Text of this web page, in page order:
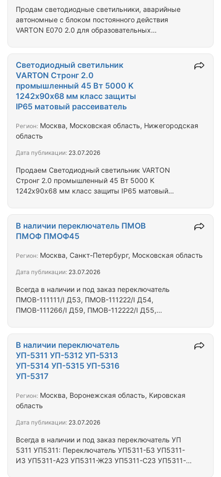
Продам светодиодные светильники, аварийные
автономные с блоком постоянного действия
VARTON E070 2.0 для образовательных
00070-01OPA-4003040 Наличие 102 шт. Гарантия 3
года.
Продаем Светодиодный светильник VARTON
Стронг 2.0 промышленный 45 Вт 5000 K
1242х90х68 мм класс защиты IP65 матовый
Светодиодный светильник
VARTON Стронг 2.0
промышленный 45 Вт 5000 K
1242х90х68 мм класс защиты
IP65 матовый рассеиватель
Регион: Москва, Московская область, Нижегородская
область
Дата публикации: 23.07.2026
Всегда в наличии и под заказ переключатель
ПМОВ-111111/I Д53, ПМОВ-111222/I Д54,
ПМОВ-111266/I Д59, ПМОВ-112222/I Д55,
ПМОВ-115566/I Д60, ПМОВ-125566/I Д63,
ПМОВ-222222/I Д61, ПМОВ-222266/I Д66,
ПМОВ-222555/I Д62, ПМОВ-222777/I Д64,
ПМОВ-777777/I Д65, ПМОВ-12103103103103/I Д67
ПМОВФ-1113391/I Д116, ПМОВФ-113355/I Д71,
ПМОВФ-1136363102/I Д119, ПМОВФ-113636363/I
В наличии переключатель ПМОВ
ПМОФ ПМОФ45
Регион: Москва, Санкт-Петербург, Московская область
Дата публикации: 23.07.2026
Всегда в наличии и под заказ переключатель УП
5311 УП5311: Переключатель УП5311-Б3 УП5311-
И3 УП5311-А23 УП5311-Ж23 УП5311-С23 УП5311-
В наличии переключатель
УП-5311 УП-5312 УП-5313
УП-5314 УП-5315 УП-5316
УП-5317
Регион: Москва, Воронежская область, Кировская
область
Дата публикации: 23.07.2026